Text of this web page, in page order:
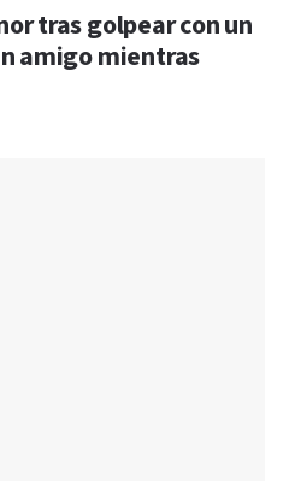
tras golpear con un
amigo mientras